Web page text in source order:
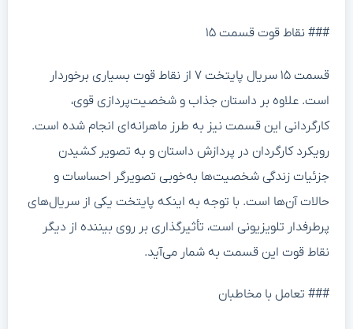
### نقاط قوت قسمت ۱۵
قسمت ۱۵ سریال پایتخت ۷ از نقاط قوت بسیاری برخوردار
است. علاوه بر داستان جذاب و شخصیت‌پردازی قوی،
کارگردانی این قسمت نیز به طرز ماهرانه‌ای انجام شده است.
رویکرد کارگردان در پردازش داستان و به تصویر کشیدن
جزئیات زندگی شخصیت‌ها به‌خوبی تصویرگر احساسات و
حالات آن‌ها است. با توجه به اینکه پایتخت یکی از سریال‌های
پرطرفدار تلویزیونی است، تأثیرگذاری بر روی بیننده از دیگر
نقاط قوت این قسمت به شمار می‌آید.
### تعامل با مخاطبان